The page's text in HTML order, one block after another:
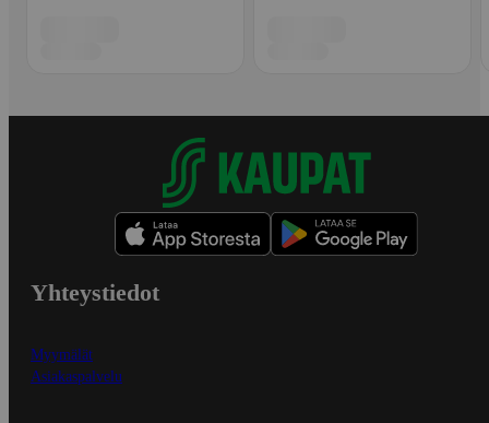
Yhteystiedot
Myymälät
Asiakaspalvelu